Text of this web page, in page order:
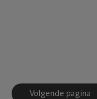
Volgende pagina